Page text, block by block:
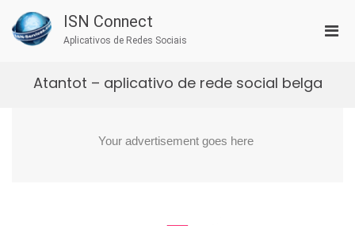
content
ISN Connect
Aplicativos de Redes Sociais
Atantot – aplicativo de rede social belga